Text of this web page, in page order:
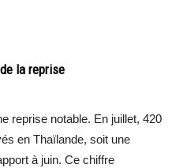
la reprise
reprise notable. En juillet, 420
en Thaïlande, soit une
à juin. Ce chiffre